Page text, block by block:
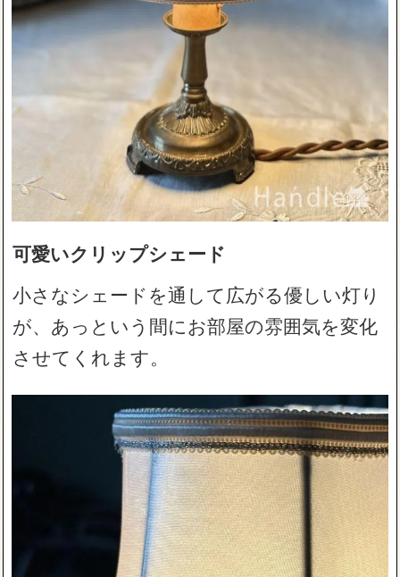
可愛いクリップシェード
小さなシェードを通して広がる優しい灯り
が、あっという間にお部屋の雰囲気を変化
させてくれます。